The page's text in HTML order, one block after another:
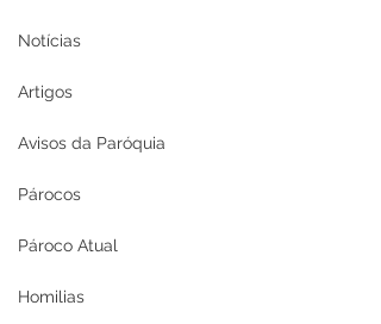
Notícias
Artigos
Avisos da Paróquia
Párocos
Pároco Atual
Homilias